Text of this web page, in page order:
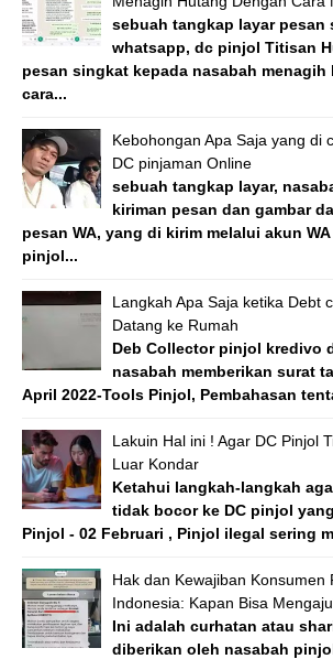
sebuah tangkap layar pesan
whatsapp, dc pinjol Titisan
pesan singkat kepada nasabah menagih
cara...
Kebohongan Apa Saja yang di
DC pinjaman Online
sebuah tangkap layar,
kiriman pesan dan gambar
pesan WA, yang di kirim melalui akun
pinjol...
Langkah Apa Saja ketika Debt
Datang ke Rumah
Deb Collector pinjol kredivo
nasabah memberikan surat
April 2022-Tools Pinjol, Pembahasan
Lakuin Hal ini ! Agar DC Pinjol
Luar Kondar
Ketahui langkah-langkah
tidak bocor ke DC pinjol
Pinjol - 02 Februari , Pinjol ilegal sering
Hak dan Kewajiban Konsumen
Indonesia: Kapan Bisa
Ini adalah curhatan atau
diberikan oleh nasabah